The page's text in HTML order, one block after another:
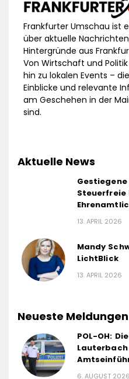
Frankfurter Umschau ist
über aktuelle
Hintergründe aus
Von Wirtschaft und
hin zu lokalen Events –
Einblicke und relevante
am Geschehen in der
sind.
Aktuelle News
Steuerfreie
13. APRIL 2026
Mandy
LichtBlick
13. APRIL 2026
Neueste Meldungen
POL-OH:
Lauterbach
6. AUGUST 2026